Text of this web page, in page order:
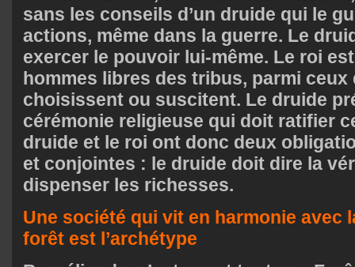
sans les conseils d’un druide qui le
actions, même dans la guerre. Le
exercer le pouvoir lui-même. Le roi
hommes libres des tribus, parmi ceux
choisissent ou suscitent. Le druide
cérémonie religieuse qui doit ratifier
druide et le roi ont donc deux
et conjointes : le druide doit dire la
dispenser les richesses.
Une société qui vit en harmonie avec
forêt est l’archétype